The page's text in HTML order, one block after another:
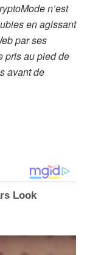
n’est
en agissant
par ses
pris au pied de
avant de